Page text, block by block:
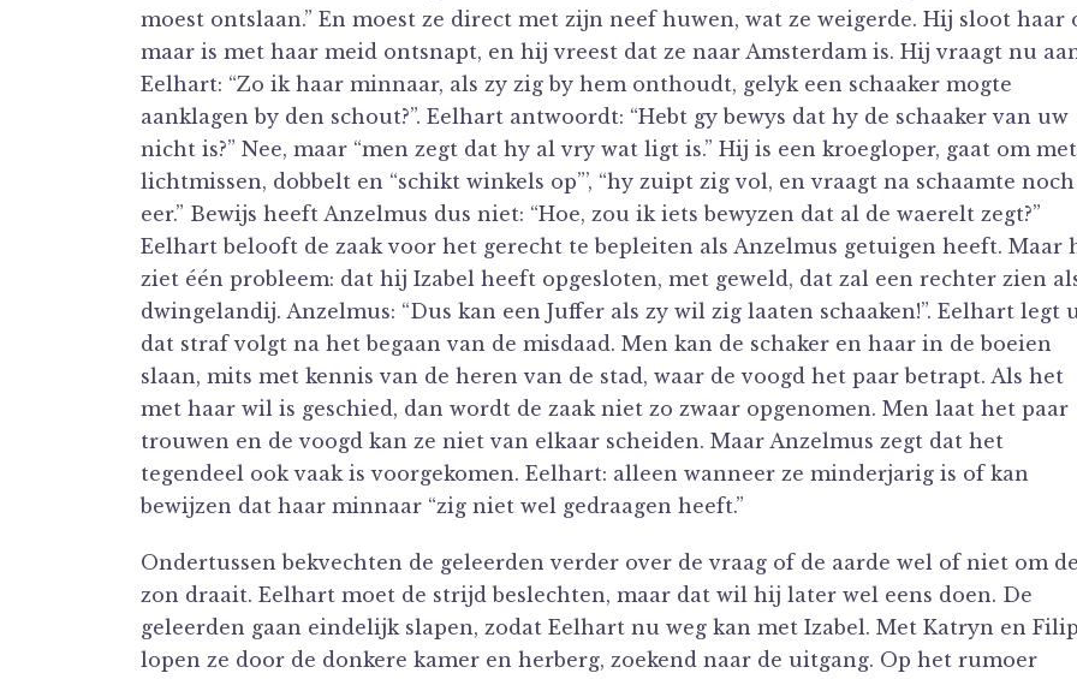
moest ontslaan.” En moest ze direct met zijn neef huwen, wat ze weigerde. Hij sloot haar
maar is met haar meid ontsnapt, en hij vreest dat ze naar Amsterdam is. Hij vraagt nu
Eelhart: “Zo ik haar minnaar, als zy zig by hem onthoudt, gelyk een schaaker mogte
aanklagen by den schout?”. Eelhart antwoordt: “Hebt gy bewys dat hy de schaaker van uw
nicht is?” Nee, maar “men zegt dat hy al vry wat ligt is.” Hij is een kroegloper, gaat om met
lichtmissen, dobbelt en “schikt winkels op”’, “hy zuipt zig vol, en vraagt na schaamte
eer.” Bewijs heeft Anzelmus dus niet: “Hoe, zou ik iets bewyzen dat al de waerelt zegt?”
Eelhart belooft de zaak voor het gerecht te bepleiten als Anzelmus getuigen heeft. Maar
ziet één probleem: dat hij Izabel heeft opgesloten, met geweld, dat zal een rechter zien
dwingelandij. Anzelmus: “Dus kan een Juffer als zy wil zig laaten schaaken!”. Eelhart legt
dat straf volgt na het begaan van de misdaad. Men kan de schaker en haar in de boeien
slaan, mits met kennis van de heren van de stad, waar de voogd het paar betrapt. Als het
met haar wil is geschied, dan wordt de zaak niet zo zwaar opgenomen. Men laat het paar
trouwen en de voogd kan ze niet van elkaar scheiden. Maar Anzelmus zegt dat het
tegendeel ook vaak is voorgekomen. Eelhart: alleen wanneer ze minderjarig is of kan
bewijzen dat haar minnaar “zig niet wel gedraagen heeft.”
Ondertussen bekvechten de geleerden verder over de vraag of de aarde wel of niet om de
zon draait. Eelhart moet de strijd beslechten, maar dat wil hij later wel eens doen. De
geleerden gaan eindelijk slapen, zodat Eelhart nu weg kan met Izabel. Met Katryn en
lopen ze door de donkere kamer en herberg, zoekend naar de uitgang. Op het rumoer